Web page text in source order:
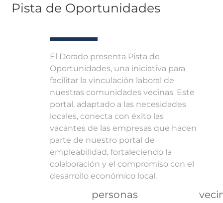
Pista de Oportunidades
El Dorado presenta Pista de
Oportunidades, una iniciativa para
facilitar la vinculación laboral de
nuestras comunidades vecinas. Este
portal, adaptado a las necesidades
locales, conecta con éxito las
vacantes de las empresas que hacen
parte de nuestro portal de
empleabilidad, fortaleciendo la
colaboración y el compromiso con el
desarrollo económico local.
personas